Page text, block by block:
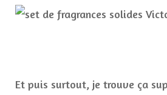
Et puis surtout, je trouve ça